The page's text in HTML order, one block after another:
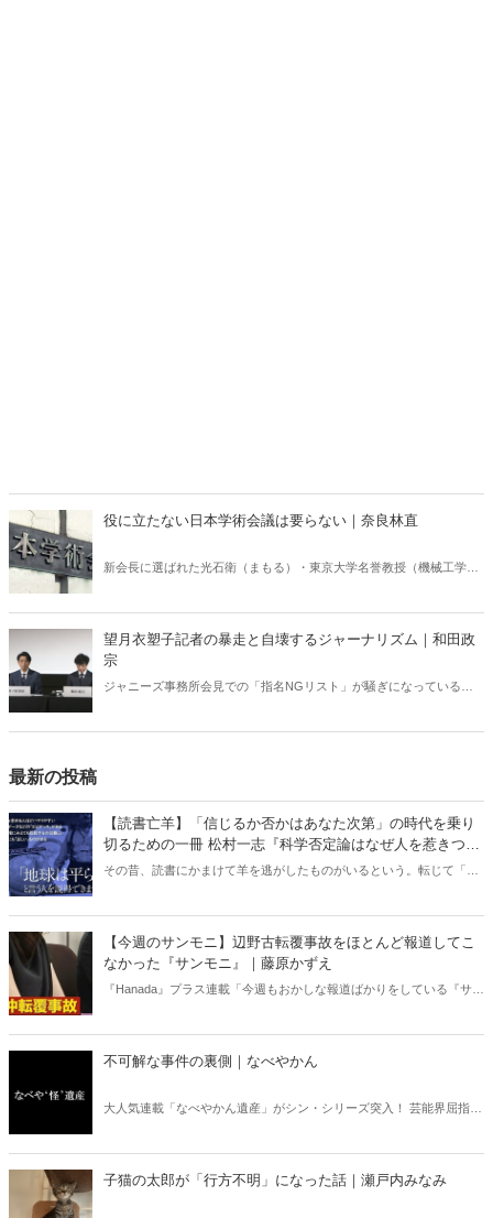
役に立たない日本学術会議は要らない｜奈良林直
新会長に選ばれた光石衛（まもる）・東京大学名誉教授（機械工学）
続いていることが分かる。
望月衣塑子記者の暴走と自壊するジャーナリズム｜和田政
宗
ジャニーズ事務所会見での「指名NGリスト」が騒ぎになっている
最新の投稿
【読書亡羊】「信じるか否かはあなた次第」の時代を乗り
切るための一冊 松村一志『科学否定論はなぜ人を惹きつけ
るのか』（ちくま新書）｜梶原麻衣子
その昔、読書にかまけて羊を逃がしたものがいるという。転じて「読
ある。元月刊『Hanada』編集部員のライター・梶原がお送りする時事
書評！
【今週のサンモニ】辺野古転覆事故をほとんど報道してこ
なかった『サンモニ』｜藤原かずえ
『Hanada』プラス連載「今週もおかしな報道ばかりをしている『サン
不可解な事件の裏側｜なべやかん
大人気連載「なべやかん遺産」がシン・シリーズ突入！ 芸能界屈指の
信じるか信じないかは、あなた次第！ 芸能ニュース
子猫の太郎が「行方不明」になった話｜瀬戸内みなみ